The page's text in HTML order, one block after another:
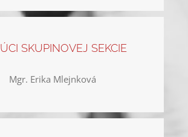
SKUPINOVEJ SEKCIE
Mgr. Erika Mlejnková